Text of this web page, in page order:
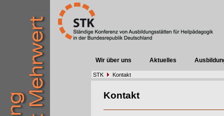
Wir über uns Aktuelles
STK Kontakt
Kontakt